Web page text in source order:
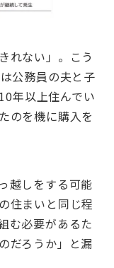
れない」。こう
公務員の夫と⼦
年以上住んでい
のを機に購⼊を
越しをする可能
住まいと同じ程
む必要があるた
だろうか」と漏